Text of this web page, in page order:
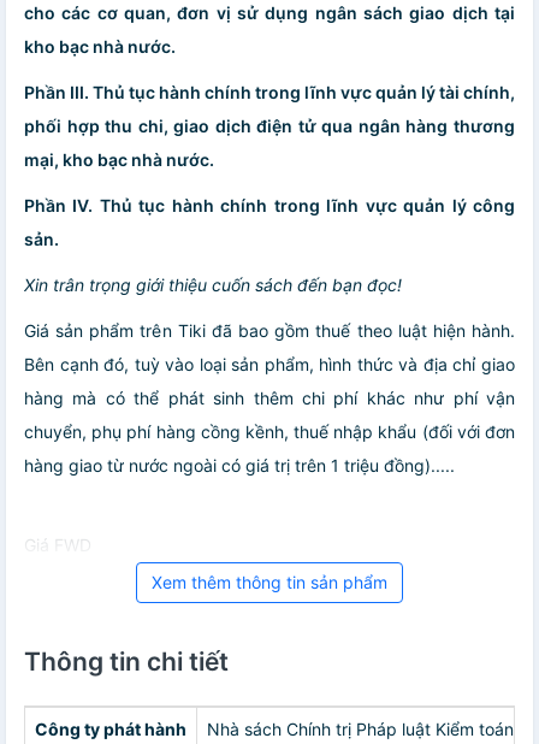
cho các cơ quan, đơn vị sử dụng ngân sách giao dịch tại
kho bạc nhà nước.
Phần III. Thủ tục hành chính trong lĩnh vực quản lý tài chính,
phối hợp thu chi, giao dịch điện tử qua ngân hàng thương
mại, kho bạc nhà nước.
Phần IV. Thủ tục hành chính trong lĩnh vực quản lý công
sản.
Xin trân trọng giới thiệu cuốn sách đến bạn đọc!
Giá sản phẩm trên Tiki đã bao gồm thuế theo luật hiện hành.
Bên cạnh đó, tuỳ vào loại sản phẩm, hình thức và địa chỉ giao
hàng mà có thể phát sinh thêm chi phí khác như phí vận
chuyển, phụ phí hàng cồng kềnh, thuế nhập khẩu (đối với đơn
hàng giao từ nước ngoài có giá trị trên 1 triệu đồng).....
Giá FWD
Xem thêm thông tin sản phẩm
Thông tin chi tiết
Công ty phát hành Nhà sách Chính trị Pháp luật Kiểm toán